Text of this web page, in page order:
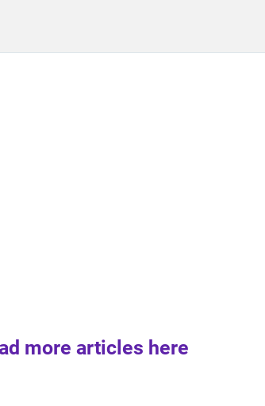
more articles here